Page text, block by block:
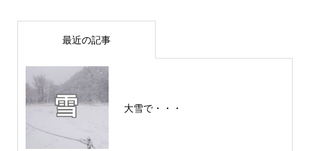
最近の記事
大雪で・・・